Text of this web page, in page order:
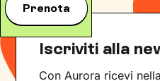
Prenota
Iscriviti alla
Con Aurora ricevi